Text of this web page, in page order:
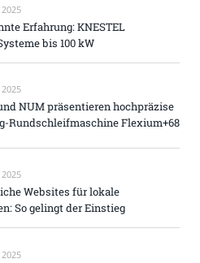
Erfahrung: KNESTEL
bis 100 kW
2025
NUM präsentieren hochpräzise
Rundschleifmaschine Flexium+68
2025
Websites für lokale
So gelingt der Einstieg
2025